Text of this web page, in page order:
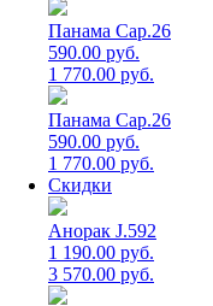
Панама Cap.26
590.00 руб.
1 770.00 руб.
Панама Cap.26
590.00 руб.
1 770.00 руб.
Скидки
Анорак J.592
1 190.00 руб.
3 570.00 руб.